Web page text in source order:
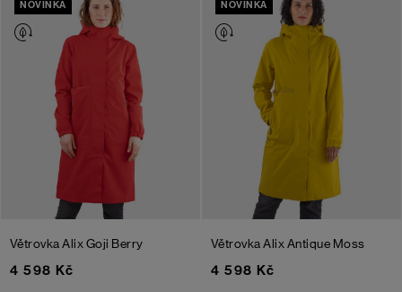
NOVINKA
Větrovka Alix Goji Berry
4 598 Kč
NOVINKA
Větrovka Alix Antique Moss
4 598 Kč